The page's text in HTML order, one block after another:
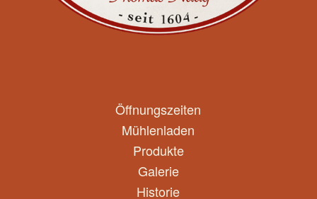
Öffnungszeiten
Mühlenladen
Produkte
Galerie
Historie